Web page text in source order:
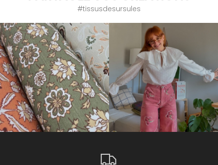
#tissusdesursules